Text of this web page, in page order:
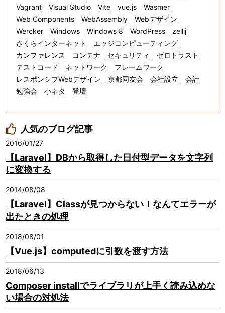
Vagrant
Visual Studio Vite vue.js
Wasmer
Web Components
WebAssembly
Webデザイン
Wercker
Windows Windows 8 WordPress
zellij
さくらインターネット
エッジコンピューティング
カンファレンス
コンテナ セキュリティ
ゼロトラスト
テストコード
ネットワーク
フレームワーク
レスポンシブWebデザイン
京都同友会 会社設立
会計
勉強会
小ネタ 登壇
人気のブログ記事
2016/01/27
【Laravel】DBから取得した日付型データを文字列
に変換する
2014/08/08
【Laravel】Classが見つからない！なんてエラーが
出たときの処理
2018/08/01
【Vue.js】computedに引数を渡す方法
2018/06/13
Composer installでライブラリが上手く読み込めな
い場合の対処法